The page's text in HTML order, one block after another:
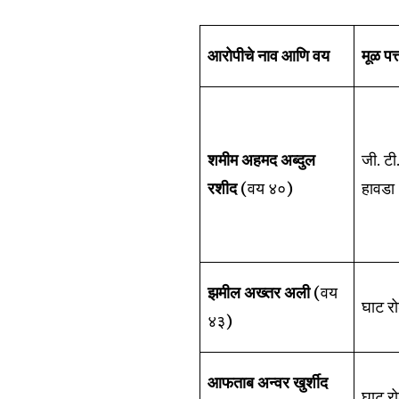
आरोपीचे नाव आणि वय मूळ
शमीम अहमद अब्दुल
रशीद(वय ४०)
जी.
हावडा
झमील अख्तर अली(वय
४३)
घाट
आफताब अन्वर खुर्शीद